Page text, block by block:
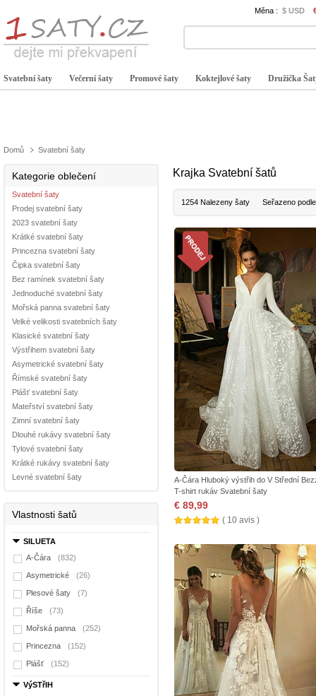
Měna : $ USD
Svatební šaty Večerní šaty Promové šaty Koktejlové šaty Družička
Domů Svatební šaty
Kategorie oblečení
Svatební šaty
Prodej svatební šaty
2023 svatební šaty
Krátké svatební šaty
Princezna svatební šaty
Čipka svatební šaty
Bez ramínek svatební šaty
Jednoduché svatební šaty
Mořská panna svatební šaty
Velké velikosti svatebních šaty
Klasické svatební šaty
Výstřihem svatební šaty
Asymetrické svatební šaty
Římské svatební šaty
Plášť svatební šaty
Mateřství svatební šaty
Zimní svatební šaty
Dlouhé rukávy svatební šaty
Tylové svatební šaty
Krátké rukávy svatební šaty
Levné svatební šaty
Vlastnosti šatů
SILUETA
A-Čára
(832)
Asymetrické (26)
Plesové šaty (7)
Říše (73)
Mořská panna (252)
Princezna (152)
Plášť (152)
VýSTřIH
Krajka Svatební šatů
1254 Nalezeny šaty Seřazeno
A-Čára Hluboký výstřih do V Střední
T-shirt rukáv Svatební šaty
€ 89,99
( 10 avis )